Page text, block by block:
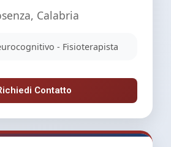
Calabria
- Fisioterapista
Contatto